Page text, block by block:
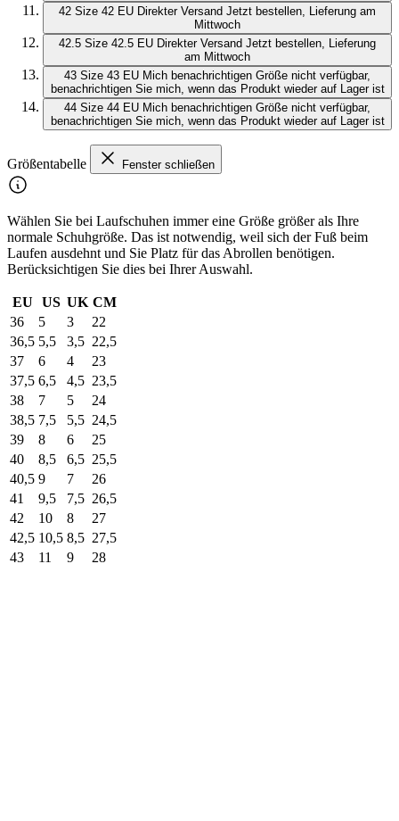
42 Size 42 EU Direkter Versand Jetzt bestellen, Lieferung am
Mittwoch
42.5 Size 42.5 EU Direkter Versand Jetzt bestellen, Lieferung
am Mittwoch
43 Size 43 EU Mich benachrichtigen Größe nicht verfügbar,
benachrichtigen Sie mich, wenn das Produkt wieder auf Lager ist
44 Size 44 EU Mich benachrichtigen Größe nicht verfügbar,
benachrichtigen Sie mich, wenn das Produkt wieder auf Lager ist
Größentabelle Fenster schließen
Wählen Sie bei Laufschuhen immer eine Größe größer als Ihre
normale Schuhgröße. Das ist notwendig, weil sich der Fuß beim
Laufen ausdehnt und Sie Platz für das Abrollen benötigen.
Berücksichtigen Sie dies bei Ihrer Auswahl.
EU US UK CM
36
5 3
22
36,5 5,5 3,5 22,5
37
6 4
23
37,5 6,5 4,5 23,5
38
7 5
24
38,5 7,5 5,5 24,5
39
8 6
25
40
8,5 6,5 25,5
40,5 9 7
26
41
9,5 7,5 26,5
42
10 8
27
42,5 10,5 8,5 27,5
43
11 9 28